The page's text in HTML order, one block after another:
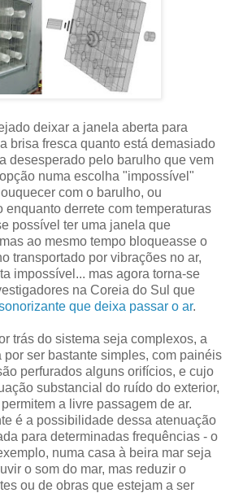
deixar a janela aberta para
brisa fresca quanto está demasiado
desesperado pelo barulho que vem
numa escolha "impossível"
com o barulho, ou
enquanto derrete com temperaturas
possível ter uma janela que
ao mesmo tempo bloqueasse o
transportado por vibrações no ar,
impossível... mas agora torna-se
na Coreia do Sul que
que deixa passar o ar.
trás do sistema seja complexos, a
ser bastante simples, com painéis
perfurados alguns orifícios, e cujo
substancial do ruído do exterior,
a livre passagem de ar.
é a possibilidade dessa atenuação
para determinadas frequências - o
numa casa à beira mar seja
o som do mar, mas reduzir o
ou de obras que estejam a ser